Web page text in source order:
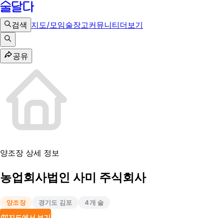
검색 지도/모임술장고커뮤니티더보기
공유
양조장 상세 정보
농업회사법인 사미 주식회사
양조장 경기도 김포 4개 술